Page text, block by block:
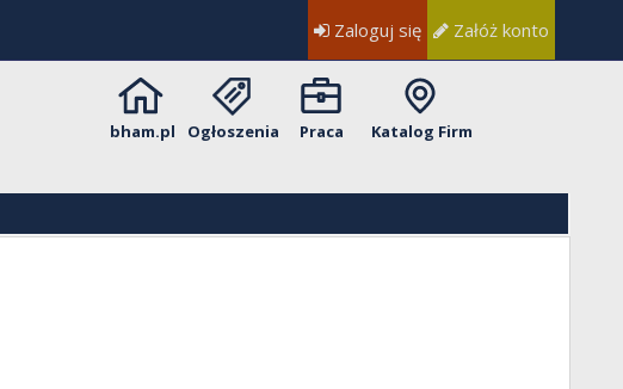
Zaloguj się Załóż konto
bham.pl Ogłoszenia Praca Katalog Firm